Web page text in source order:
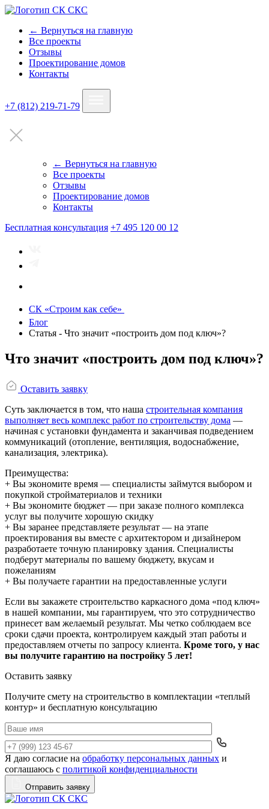
← Вернуться на главную
Все проекты
Отзывы
Проектирование домов
Контакты
+7 (812) 219-71-79
← Вернуться на главную
Все проекты
Отзывы
Проектирование домов
Контакты
Бесплатная консультация +7 495 120 00 12
СК «Строим как себе»
Блог
Статья - Что значит «построить дом под ключ»?
Что значит «построить дом под ключ»?
Оставить заявку
Суть заключается в том, что наша строительная компания
выполняет весь комплекс работ по строительству дома —
начиная с установки фундамента и заканчивая подведением
коммуникаций (отопление, вентиляция, водоснабжение,
канализация, электрика).
Преимущества:
+ Вы экономите время — специалисты займутся выбором и
покупкой стройматериалов и техники
+ Вы экономите бюджет — при заказе полного комплекса
услуг вы получите хорошую скидку
+ Вы заранее представляете результат — на этапе
проектирования вы вместе с архитектором и дизайнером
разработаете точную планировку здания. Специалисты
подберут материалы по вашему бюджету, вкусам и
пожеланиям
+ Вы получаете гарантии на предоставленные услуги
Если вы закажете строительство каркасного дома «под ключ»
в нашей компании, мы гарантируем, что это сотрудничество
принесет вам желаемый результат. Мы четко соблюдаем все
сроки сдачи проекта, контролируем каждый этап работы и
предоставляем отчеты по запросу клиента. Кроме того, у нас
вы получите гарантию на постройку 5 лет!
Оставить заявку
Получите смету на строительство в комплектации «теплый
контур» и бесплатную консультацию
Да
Я даю согласие на обработку персональных данных и
соглашаюсь с политикой конфиденциальности
Отправить заявку